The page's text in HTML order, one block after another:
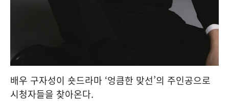
배우 구자성이 숏드라마 ‘엉큼한 맞선’의 주인공으로
시청자들을 찾아온다.